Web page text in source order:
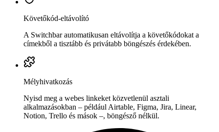
Követőkód-eltávolító
A Switchbar automatikusan eltávolítja a követőkódokat a
címekből a tisztább és privátabb böngészés érdekében.
Mélyhivatkozás
Nyisd meg a webes linkeket közvetlenül asztali
alkalmazásokban – például Airtable, Figma, Jira, Linear,
Notion, Trello és mások –, böngésző nélkül.